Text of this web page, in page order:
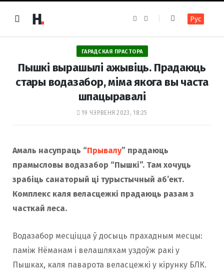
e
b
o
o
k
t
a
r
m
Рус
ГАРАДСКАЯ ПРАСТОРА
Пышкі вырашылі ажывіць. Прадаюць
стары водазабор, міма якога вы часта
шпацыравалі
19 ЧЭРВЕНЯ 2023, 18:25
Амаль насупраць “Прывалу” прадаюць
прамысловы водазабор “Пышкі”. Там хочуць
зрабіць санаторый ці турыстычный аб’ект.
Комплекс каля веласцежкі прадаюць разам з
часткай леса.
Водазабор месціцца ў досыць прахадным месцы:
паміж Нёманам і велашляхам уздоўж ракі у
Пышках, каля паварота веласцежкі у кірунку БЛК.